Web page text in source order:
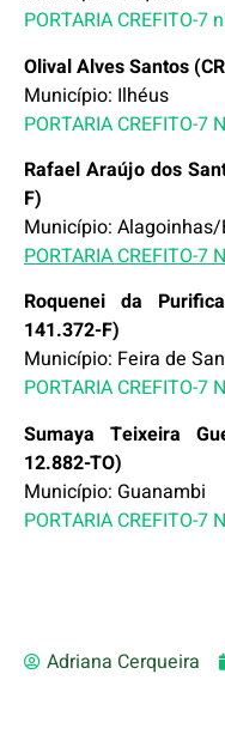
PORTARIA CREFITO-7
Olival Alves Santos
Município: Ilhéus
PORTARIA CREFITO-7
Rafael Araújo dos
F)
Município: Alagoinhas/
PORTARIA CREFITO-7
Roquenei da
141.372-F)
Município: Feira de
PORTARIA CREFITO-7
Sumaya Teixeira
12.882-TO)
Município: Guanambi
PORTARIA CREFITO-7
Adriana Cerqueira